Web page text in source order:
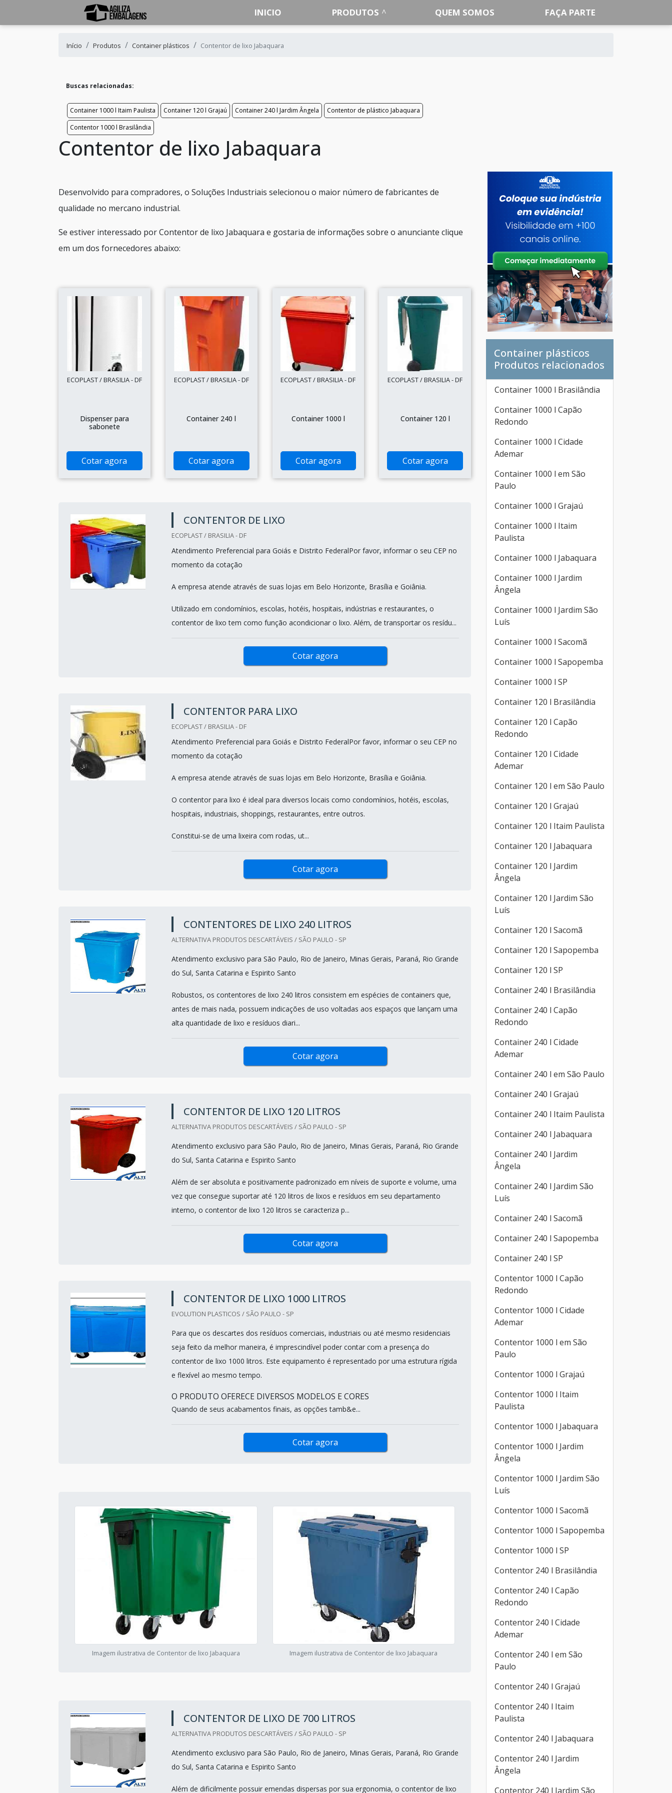
INICIO PRODUTOS QUEM SOMOS FAÇA PARTE
Início Produtos Container plásticos Contentor de lixo Jabaquara
Buscas relacionadas:
Container 1000 l Itaim Paulista Container 120 l Grajaú Container 240 l Jardim Ângela
Contentor de plástico Jabaquara
Contentor 1000 l Brasilândia
Contentor de lixo Jabaquara
Desenvolvido para compradores, o Soluções Industriais selecionou o maior número de fabricantes de
qualidade no mercano industrial.
Se estiver interessado por Contentor de lixo Jabaquara e gostaria de informações sobre o anunciante clique
em um dos fornecedores abaixo:
ECOPLAST / BRASILIA - DF
Dispenser para
sabonete
Cotar agora
ECOPLAST / BRASILIA - DF
Container 240 l
Cotar agora
ECOPLAST / BRASILIA - DF
Container 1000 l
Cotar agora
ECOPLAST / BRASILIA - DF
Container 120 l
Cotar agora
CONTENTOR DE LIXO
ECOPLAST / BRASILIA - DF
Atendimento Preferencial para Goiás e Distrito FederalPor favor, informar o seu CEP no
momento da cotação
A empresa atende através de suas lojas em Belo Horizonte, Brasília e Goiânia.
Utilizado em condomínios, escolas, hotéis, hospitais, indústrias e restaurantes, o
contentor de lixo tem como função acondicionar o lixo. Além, de transportar os resídu...
Cotar agora
CONTENTOR PARA LIXO
ECOPLAST / BRASILIA - DF
Atendimento Preferencial para Goiás e Distrito FederalPor favor, informar o seu CEP no
momento da cotação
A empresa atende através de suas lojas em Belo Horizonte, Brasília e Goiânia.
O contentor para lixo é ideal para diversos locais como condomínios, hotéis, escolas,
hospitais, industriais, shoppings, restaurantes, entre outros.
Constitui-se de uma lixeira com rodas, ut...
Cotar agora
CONTENTORES DE LIXO 240 LITROS
ALTERNATIVA PRODUTOS DESCARTÁVEIS / SÃO PAULO - SP
Atendimento exclusivo para São Paulo, Rio de Janeiro, Minas Gerais, Paraná, Rio Grande
do Sul, Santa Catarina e Espirito Santo
Robustos, os contentores de lixo 240 litros consistem em espécies de containers que,
antes de mais nada, possuem indicações de uso voltadas aos espaços que lançam uma
alta quantidade de lixo e resíduos diari...
Cotar agora
CONTENTOR DE LIXO 120 LITROS
ALTERNATIVA PRODUTOS DESCARTÁVEIS / SÃO PAULO - SP
Atendimento exclusivo para São Paulo, Rio de Janeiro, Minas Gerais, Paraná, Rio Grande
do Sul, Santa Catarina e Espirito Santo
Além de ser absoluta e positivamente padronizado em níveis de suporte e volume, uma
vez que consegue suportar até 120 litros de lixos e resíduos em seu departamento
interno, o contentor de lixo 120 litros se caracteriza p...
Cotar agora
CONTENTOR DE LIXO 1000 LITROS
EVOLUTION PLASTICOS / SÃO PAULO - SP
Para que os descartes dos resíduos comerciais, industriais ou até mesmo residenciais
seja feito da melhor maneira, é imprescindível poder contar com a presença do
contentor de lixo 1000 litros. Este equipamento é representado por uma estrutura rígida
e flexível ao mesmo tempo.
O PRODUTO OFERECE DIVERSOS MODELOS E CORES
Quando de seus acabamentos finais, as opções tamb&e...
Cotar agora
Imagem ilustrativa de Contentor de lixo Jabaquara Imagem ilustrativa de Contentor de lixo Jabaquara
CONTENTOR DE LIXO DE 700 LITROS
ALTERNATIVA PRODUTOS DESCARTÁVEIS / SÃO PAULO - SP
Atendimento exclusivo para São Paulo, Rio de Janeiro, Minas Gerais, Paraná, Rio Grande
do Sul, Santa Catarina e Espirito Santo
Além de dificilmente possuir emendas dispersas por sua ergonomia, o contentor de lixo
Container plásticos
Produtos relacionados
Container 1000 l Brasilândia
Container 1000 l Capão
Redondo
Container 1000 l Cidade
Ademar
Container 1000 l em São
Paulo
Container 1000 l Grajaú
Container 1000 l Itaim
Paulista
Container 1000 l Jabaquara
Container 1000 l Jardim
Ângela
Container 1000 l Jardim São
Luís
Container 1000 l Sacomã
Container 1000 l Sapopemba
Container 1000 l SP
Container 120 l Brasilândia
Container 120 l Capão
Redondo
Container 120 l Cidade
Ademar
Container 120 l em São Paulo
Container 120 l Grajaú
Container 120 l Itaim Paulista
Container 120 l Jabaquara
Container 120 l Jardim
Ângela
Container 120 l Jardim São
Luís
Container 120 l Sacomã
Container 120 l Sapopemba
Container 120 l SP
Container 240 l Brasilândia
Container 240 l Capão
Redondo
Container 240 l Cidade
Ademar
Container 240 l em São Paulo
Container 240 l Grajaú
Container 240 l Itaim Paulista
Container 240 l Jabaquara
Container 240 l Jardim
Ângela
Container 240 l Jardim São
Luís
Container 240 l Sacomã
Container 240 l Sapopemba
Container 240 l SP
Contentor 1000 l Capão
Redondo
Contentor 1000 l Cidade
Ademar
Contentor 1000 l em São
Paulo
Contentor 1000 l Grajaú
Contentor 1000 l Itaim
Paulista
Contentor 1000 l Jabaquara
Contentor 1000 l Jardim
Ângela
Contentor 1000 l Jardim São
Luís
Contentor 1000 l Sacomã
Contentor 1000 l Sapopemba
Contentor 1000 l SP
Contentor 240 l Brasilândia
Contentor 240 l Capão
Redondo
Contentor 240 l Cidade
Ademar
Contentor 240 l em São
Paulo
Contentor 240 l Grajaú
Contentor 240 l Itaim
Paulista
Contentor 240 l Jabaquara
Contentor 240 l Jardim
Ângela
Contentor 240 l Jardim São